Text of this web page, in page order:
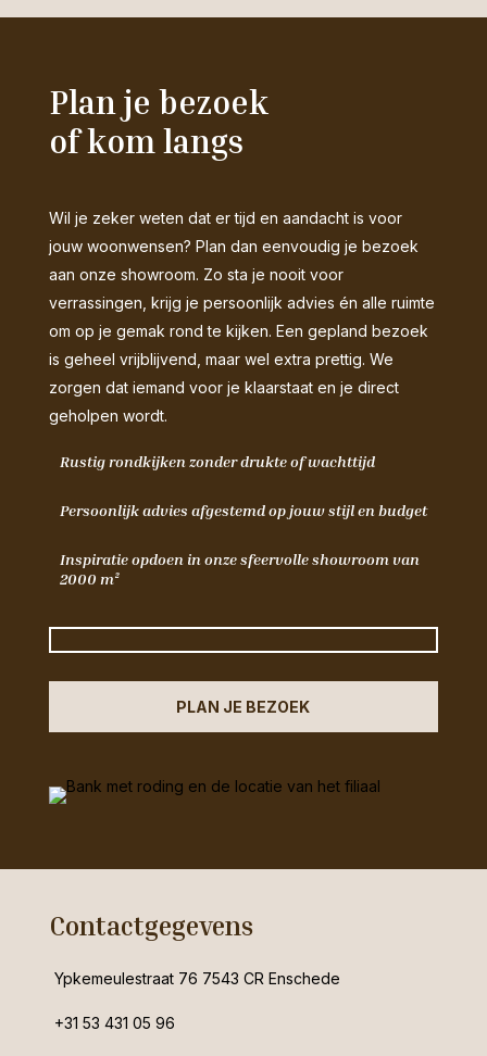
Plan je bezoek
of kom langs
Wil je zeker weten dat er tijd en aandacht is voor
jouw woonwensen? Plan dan eenvoudig je bezoek
aan onze showroom. Zo sta je nooit voor
verrassingen, krijg je persoonlijk advies én alle ruimte
om op je gemak rond te kijken. Een gepland bezoek
is geheel vrijblijvend, maar wel extra prettig. We
zorgen dat iemand voor je klaarstaat en je direct
geholpen wordt.
Rustig rondkijken zonder drukte of wachttijd
Persoonlijk advies afgestemd op jouw stijl en budget
Inspiratie opdoen in onze sfeervolle showroom van
2000 m²
PLAN JE BEZOEK
Contactgegevens
Ypkemeulestraat 76 7543 CR Enschede
+31 53 431 05 96